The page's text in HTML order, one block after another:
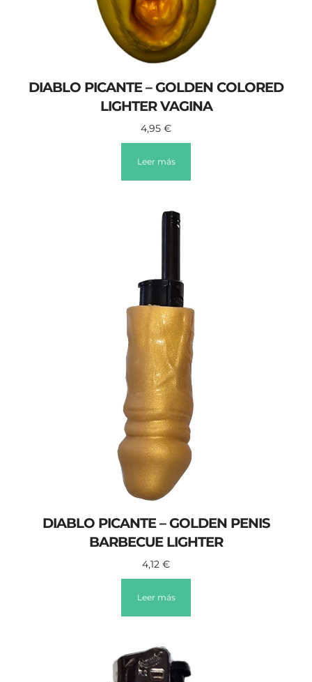
DIABLO PICANTE – GOLDEN COLORED
LIGHTER VAGINA
4,95 €
Leer más
DIABLO PICANTE – GOLDEN PENIS
BARBECUE LIGHTER
4,12 €
Leer más